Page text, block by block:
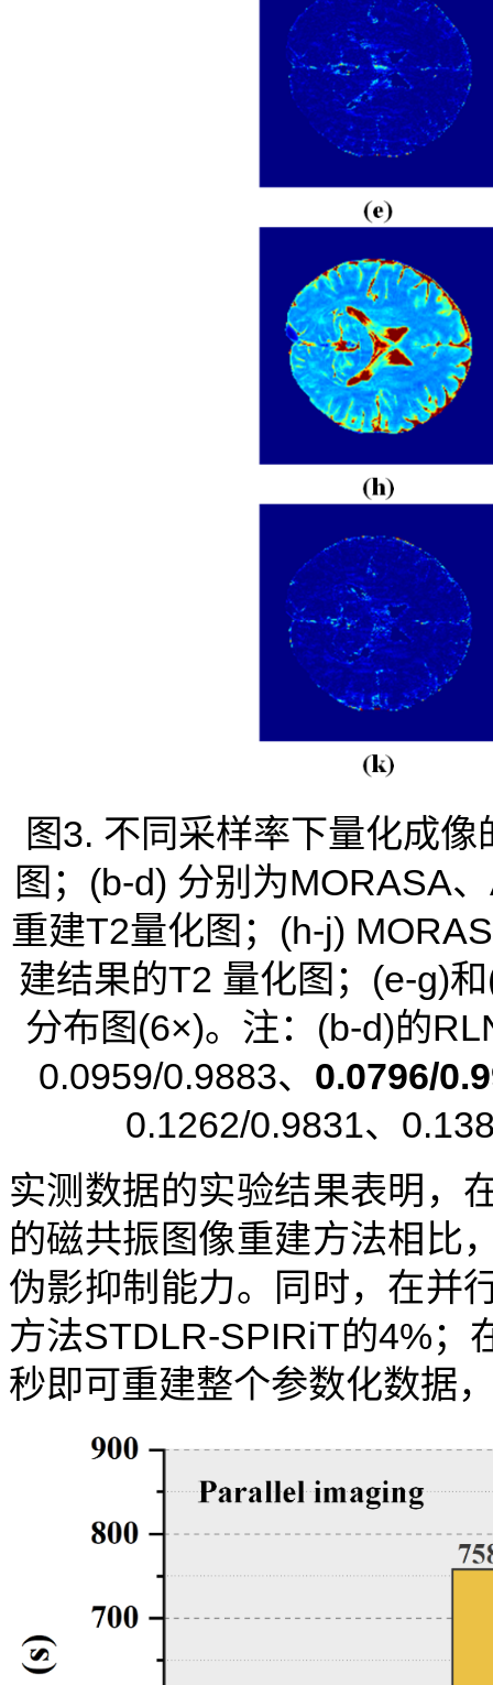
图3. 不同采样率下量化成
图；(b-d) 分别为MORASA
重建T2量化图；(h-j)
建结果的T2 量化图；(e-g)
分布图(6×)。注：(b-d)的
0.0959/0.9883、 0.0796/
0.1262/0.9831、
实测数据的实验结果表明，
的磁共振图像重建方法相比
伪影抑制能力。同时，在并
方法STDLR-SPIRiT的4%；
秒即可重建整个参数化数据